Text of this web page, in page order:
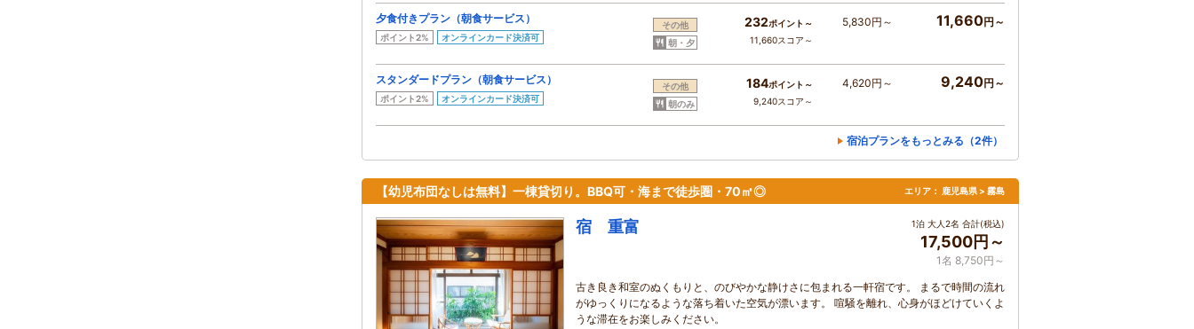
夕食付きプラン（朝食サービス）
ポイント2% オンラインカード決済可
その他
朝・夕
232ポイント～
11,660スコア～
5,830円～ 11,660円～
スタンダードプラン（朝食サービス）
ポイント2% オンラインカード決済可
その他
朝のみ
184ポイント～
9,240スコア～
4,620円～ 9,240円～
宿泊プランをもっとみる（2件）
【幼児布団なしは無料】一棟貸切り。BBQ可・海まで徒歩圏・70㎡◎ エリア： 鹿児島県 > 霧島
宿 重富 1泊 大人2名 合計(税込)
17,500円～
1名 8,750円～
古き良き和室のぬくもりと、のびやかな静けさに包まれる一軒宿です。 まるで時間の流れ
がゆっくりになるような落ち着いた空気が漂います。 喧騒を離れ、心身がほどけていくよ
うな滞在をお楽しみください。